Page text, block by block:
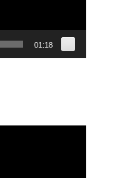
01:18